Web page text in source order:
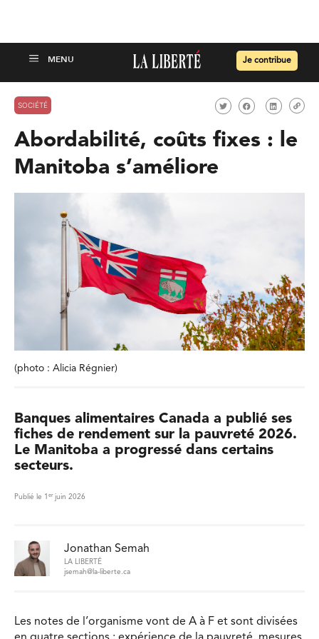
Je contribue
SOCIÉTÉ
Abordabilité, coûts fixes : le
Manitoba s’améliore
(photo : Alicia Régnier)
Banques alimentaires Canada a publié ses
fiches de rendement sur la pauvreté 2026.
Le Manitoba a progressé dans certains
secteurs.
Publié le 1 er juin 2026
Jonathan Semah
LA LIBERTÉ
jsemah@la-liberte.ca
Les notes de l’organisme vont de A à F et sont divisées